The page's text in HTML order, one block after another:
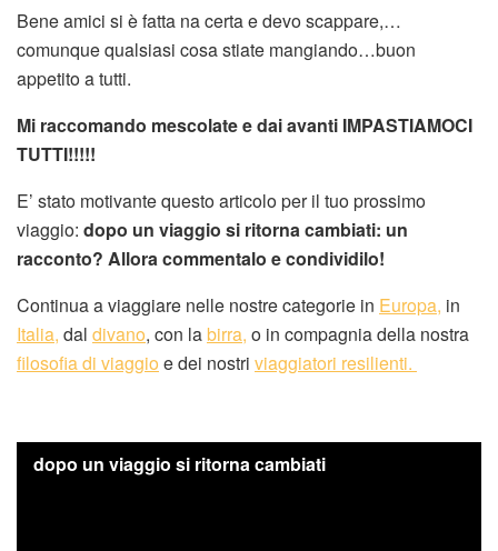
Bene amici si è fatta na certa e devo scappare,…
comunque qualsiasi cosa stiate mangiando…buon
appetito a tutti.
Mi raccomando mescolate e dai avanti IMPASTIAMOCI
TUTTI!!!!!
E’ stato motivante questo articolo per il tuo prossimo
viaggio: dopo un viaggio si ritorna cambiati: un
racconto? Allora commentalo e condividilo!
Continua a viaggiare nelle nostre categorie in Europa, in
Italia, dal divano, con labirra, o in compagnia della nostra
filosofia di viaggio e dei nostri viaggiatori resilienti.
dopo un viaggio si ritorna cambiati